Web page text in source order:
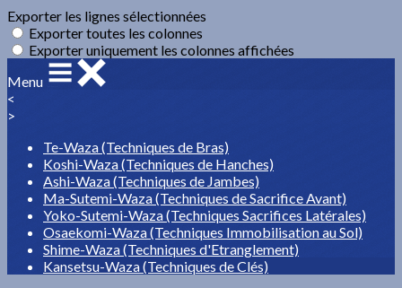
Exporter les lignes sélectionnées
Exporter toutes les colonnes
Exporter uniquement les colonnes affichées
Menu
<
>
Te-Waza (Techniques de Bras)
Koshi-Waza (Techniques de Hanches)
Ashi-Waza (Techniques de Jambes)
Ma-Sutemi-Waza (Techniques de Sacrifice Avant)
Yoko-Sutemi-Waza (Techniques Sacrifices Latérales)
Osaekomi-Waza (Techniques Immobilisation au Sol)
Shime-Waza (Techniques d'Etranglement)
Kansetsu-Waza (Techniques de Clés)